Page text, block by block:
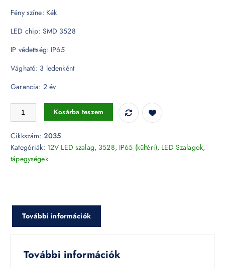
Fény színe: Kék
LED chip: SMD 3528
IP védettség: IP65
Vágható: 3 ledenként
Garancia: 2 év
LED szalag 3528 - 60LEDs Kék IP65 2035 mennyiség
Kosárba teszem
Cikkszám: 2035
Kategóriák: 12V LED szalag, 3528, IP65 (kültéri), LED Szalagok,
tápegységek
További információk
További információk